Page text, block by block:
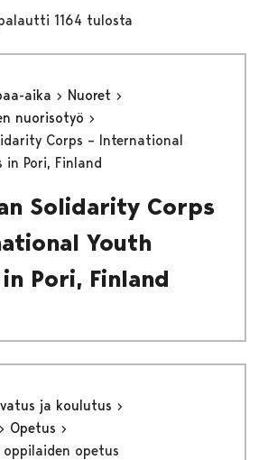
1164 tulosta
aika
Nuoret
nuorisotyö
Corps – International
in Pori, Finland
Solidarity Corps
Youth
Pori, Finland
ja koulutus
Opetus
opetus